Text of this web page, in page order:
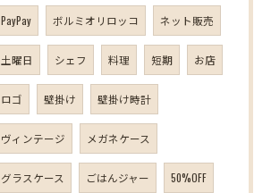
PayPay ボルミオリロッコ ネット販売
土曜日 シェフ 料理 短期 お店
ロゴ 壁掛け 壁掛け時計
ヴィンテージ メガネケース
グラスケース ごはんジャー 50%OFF